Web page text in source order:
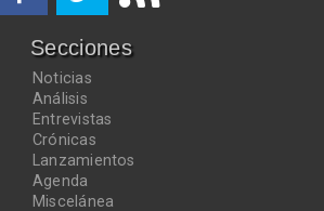
Secciones
Noticias
Análisis
Entrevistas
Crónicas
Lanzamientos
Agenda
Miscelánea